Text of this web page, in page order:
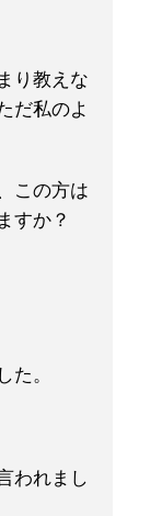
り教えな
だ私のよ
この方は
すか？
。
われまし